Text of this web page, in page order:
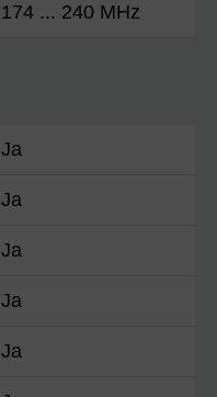
174 ... 240 MHz
Ja
Ja
Ja
Ja
Ja